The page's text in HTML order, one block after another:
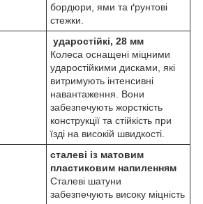
бордюри, ями та ґрунтові
стежки.
ударостійкі, 28 мм
Колеса оснащені міцними
ударостійкими дисками, які
витримують інтенсивні
навантаження. Вони
забезпечують жорсткість
конструкції та стійкість при
їзді на високій швидкості.
сталеві із матовим
пластиковим напиленням
Сталеві шатуни
забезпечують високу міцність